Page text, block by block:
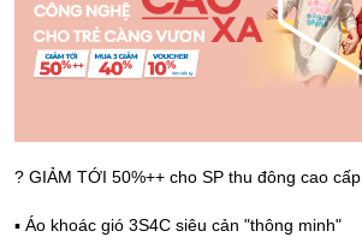
? GIẢM TỚI 50%++ cho SP thu đông cao cấp
▪️ Áo khoác gió 3S4C siêu cản "thông minh"